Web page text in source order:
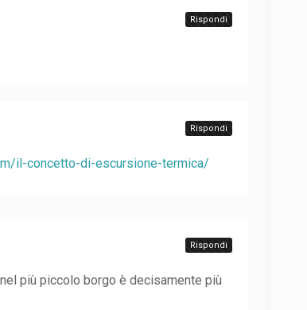
Rispondi
il-concetto-di-escursione-termica/
Rispondi
più piccolo borgo è decisamente più
Rispondi